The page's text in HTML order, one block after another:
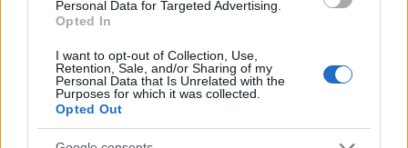
Personal Data for Targeted Advertising.
Opted In
I want to opt-out of Collection, Use,
Retention, Sale, and/or Sharing of my
Personal Data that Is Unrelated with the
Purposes for which it was collected.
Opted Out